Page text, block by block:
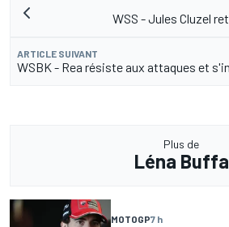
WSS - Jules Cluzel
ARTICLE SUIVANT
WSBK - Rea résiste aux attaques et
Plus de
Léna Buffa
MOTOGP7 h